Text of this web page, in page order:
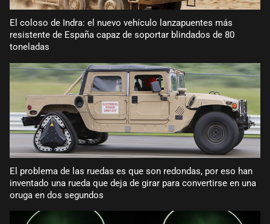
El coloso de Indra: el nuevo vehículo lanzapuentes más
resistente de España capaz de soportar blindados de 80
toneladas
El problema de las ruedas es que son redondas, por eso han
inventado una rueda que deja de girar para convertirse en una
oruga en dos segundos